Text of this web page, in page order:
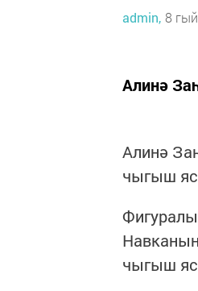
admin, 8
Алинә
Алинә
чыгыш
чыгыш